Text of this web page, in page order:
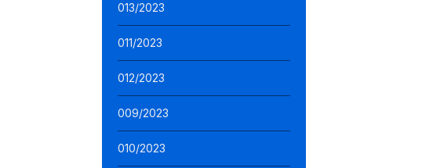
013/2023
011/2023
012/2023
009/2023
010/2023